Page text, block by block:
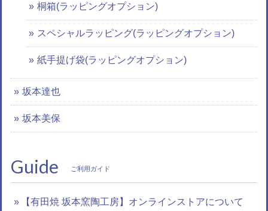
桐箱(ラッピングオプション)
スペシャルラッピング(ラッピングオプション)
紙手提げ袋(ラッピングオプション)
坂本達也
坂本美保
Guide ご利用ガイド
【有田焼 坂本窯陶工房】オンラインストアについて